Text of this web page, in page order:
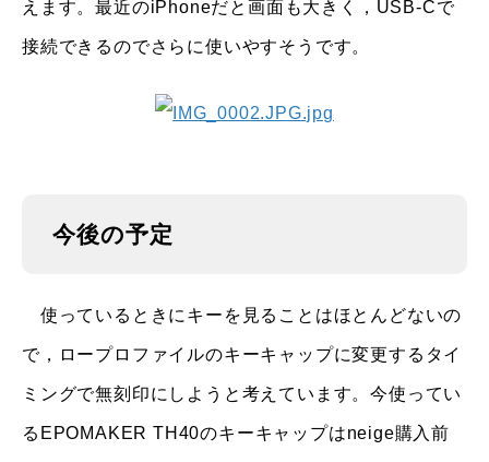
えます。最近のiPhoneだと画面も大きく，USB-Cで
接続できるのでさらに使いやすそうです。
今後の予定
使っているときにキーを見ることはほとんどないの
で，ロープロファイルのキーキャップに変更するタイ
ミングで無刻印にしようと考えています。今使ってい
るEPOMAKER TH40のキーキャップはneige購入前